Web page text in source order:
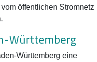
öffentlichen Stromnetz
Württemberg
Württemberg eine